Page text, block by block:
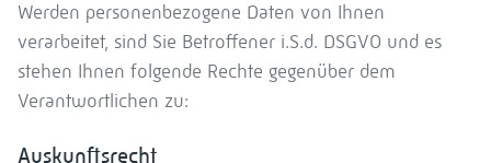
Werden personenbezogene Daten von Ihnen
verarbeitet, sind Sie Betroffener i.S.d. DSGVO und es
stehen Ihnen folgende Rechte gegenüber dem
Verantwortlichen zu:
Auskunftsrecht